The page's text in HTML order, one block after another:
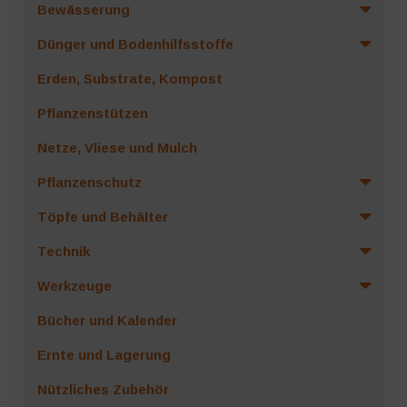
Bewässerung
Dünger und Bodenhilfsstoffe
Erden, Substrate, Kompost
Pflanzenstützen
Netze, Vliese und Mulch
Pflanzenschutz
Töpfe und Behälter
Technik
Werkzeuge
Bücher und Kalender
Ernte und Lagerung
Nützliches Zubehör